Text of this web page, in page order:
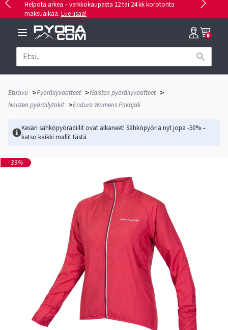
Helpota arkea – verkkokaupasta 12 tai 24 kk korotonta
maksuaikaa. Lue lisää!
0
Etusivu >Pyöräilyvaatteet >Naisten pyöräilyvaatteet >
Naisten pyöräilytakit >Endura Womens Pakajak
Kesän sähköpyörädiilit ovat alkaneet! Sähköpyöriä nyt jopa -50% –
katso kaikki mallittästä
-33%